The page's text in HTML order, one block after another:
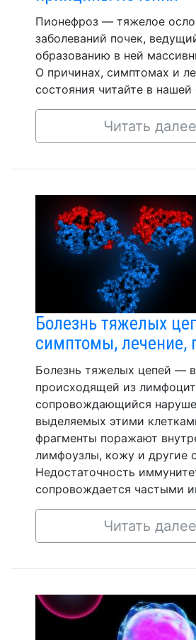
Пионефроз — тяжелое
заболеваний почек,
образованию в ней
О причинах, симптомах и
состояния читайте в нашей
Читать далее
Болезнь тяжелых
симптомы, лечение,
Болезнь тяжелых цепей —
происходящей из
сопровождающийся
выделяемых этими
фрагменты поражают
лимфоузлы, кожу и другие
Недостаточность
сопровождается частыми
Читать далее